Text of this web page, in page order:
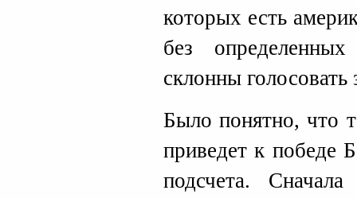
которых есть
без
склонны голосовать
Было понятно, что
приведет к победе
подсчета.